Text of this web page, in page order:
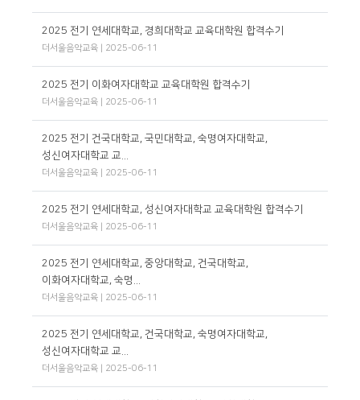
2025 전기 연세대학교, 경희대학교 교육대학원 합격수기
더서울음악교육 | 2025-06-11
2025 전기 이화여자대학교 교육대학원 합격수기
더서울음악교육 | 2025-06-11
2025 전기 건국대학교, 국민대학교, 숙명여자대학교,
성신여자대학교 교...
더서울음악교육 | 2025-06-11
2025 전기 연세대학교, 성신여자대학교 교육대학원 합격수기
더서울음악교육 | 2025-06-11
2025 전기 연세대학교, 중앙대학교, 건국대학교,
이화여자대학교, 숙명...
더서울음악교육 | 2025-06-11
2025 전기 연세대학교, 건국대학교, 숙명여자대학교,
성신여자대학교 교...
더서울음악교육 | 2025-06-11